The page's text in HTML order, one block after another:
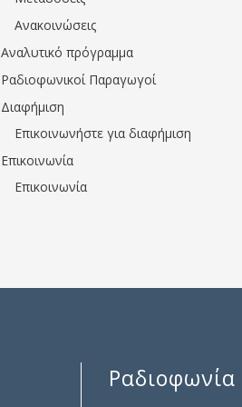
Ανακοινώσεις
Αναλυτικό πρόγραμμα
Ραδιοφωνικοί Παραγωγοί
Διαφήμιση
Επικοινωνήστε για διαφήμιση
Επικοινωνία
Επικοινωνία
Ραδιοφωνία